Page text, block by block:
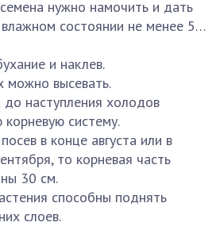
нужно намочить и дать
состоянии не менее 5…
и наклев.
можно высевать.
наступления холодов
систему.
в конце августа или в
то корневая часть
30 см.
способны поднять
слоев.